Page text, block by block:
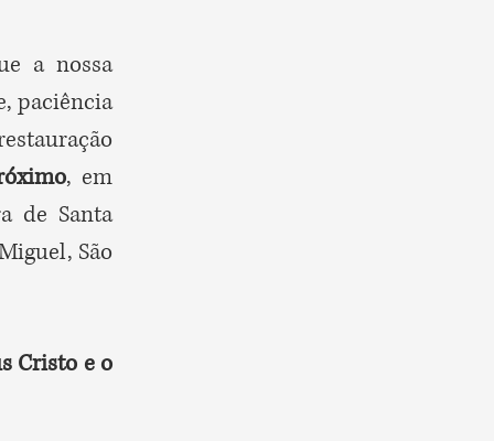
a nossa
paciência
, em
de Santa
São
Cristo e o